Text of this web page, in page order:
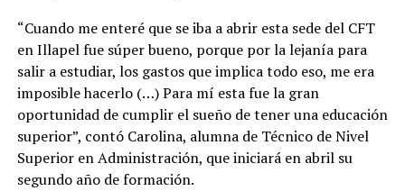
“Cuando me enteré que se iba a abrir esta sede del CFT
en Illapel fue súper bueno, porque por la lejanía para
salir a estudiar, los gastos que implica todo eso, me era
imposible hacerlo (…) Para mí esta fue la gran
oportunidad de cumplir el sueño de tener una educación
superior”, contó Carolina, alumna de Técnico de Nivel
Superior en Administración, que iniciará en abril su
segundo año de formación.